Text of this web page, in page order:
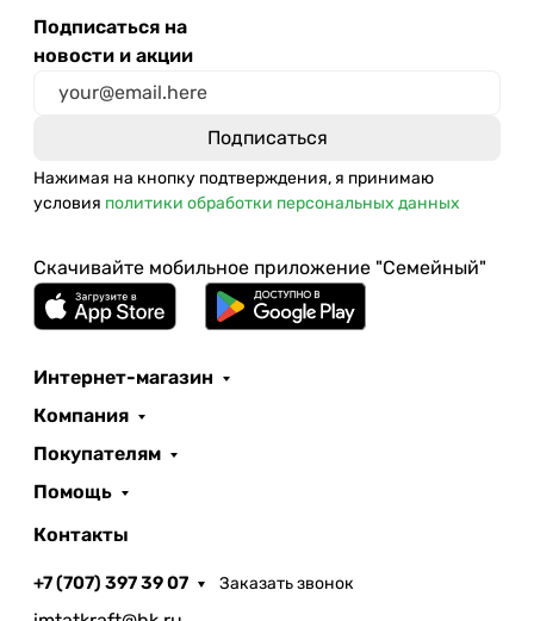
Подписаться на
новости и акции
Нажимая на кнопку подтверждения, я принимаю
условия политики обработки персональных данных
Скачивайте мобильное приложение "Семейный"
Интернет-магазин
Компания
Покупателям
Помощь
Контакты
+7 (707) 397 39 07 Заказать звонок